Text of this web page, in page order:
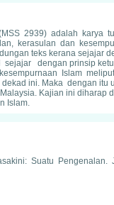
2939) adalah karya
kerasulan dan
teks kerana sejajar
dengan prinsip
Islam
ini. Maka dengan
Kajian ini
Islam.
Suatu Pengenalan.